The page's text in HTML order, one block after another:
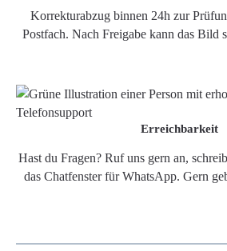
Korrekturabzug binnen 24h zur
Postfach. Nach Freigabe kann das Bild
Erreichbarkeit
Hast du Fragen? Ruf uns gern an,
das Chatfenster für WhatsApp. Gern